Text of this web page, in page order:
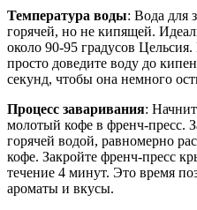
Температура воды: Вода для
горячей, но не кипящей.
около 90-95 градусов
просто доведите воду до
секунд, чтобы она немного
Процесс заваривания:
молотый кофе в френч-пресс.
горячей водой, равномерно
кофе. Закройте френч-пресс
течение 4 минут. Это время
ароматы и вкусы.